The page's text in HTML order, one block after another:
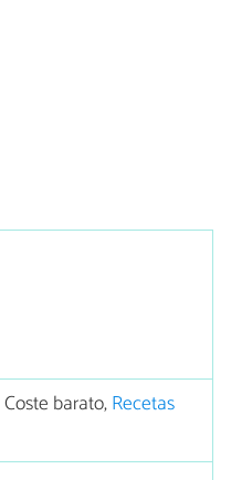
Coste barato,Recetas